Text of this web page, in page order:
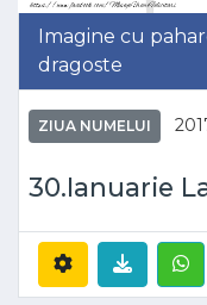
Imagine cu
dragoste
ZIUA NUMELUI
30.Ianuarie